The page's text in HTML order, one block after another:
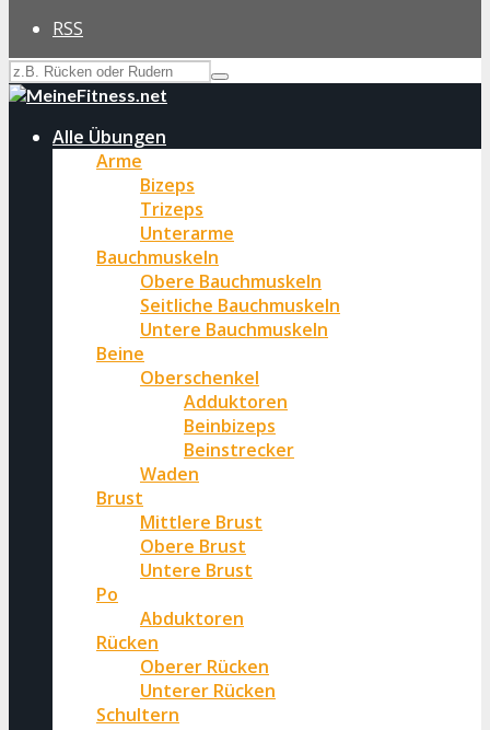
RSS
Alle Übungen
Arme
Bizeps
Trizeps
Unterarme
Bauchmuskeln
Obere Bauchmuskeln
Seitliche Bauchmuskeln
Untere Bauchmuskeln
Beine
Oberschenkel
Adduktoren
Beinbizeps
Beinstrecker
Waden
Brust
Mittlere Brust
Obere Brust
Untere Brust
Po
Abduktoren
Rücken
Oberer Rücken
Unterer Rücken
Schultern